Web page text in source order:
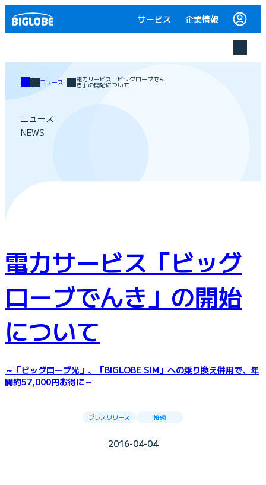
サービス 企業情報
ニュース 電力サービス「ビッグローブでん
き」の開始について
ニュース
NEWS
電力サービス「ビッグ
ローブでんき」の開始
について
～「ビッグローブ光」、「BIGLOBE SIM」への乗り換え併用で、年
間約57,000円お得に～
プレスリリース 接続
2016-04-04